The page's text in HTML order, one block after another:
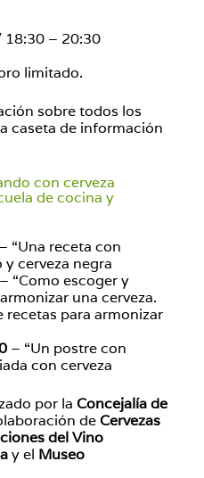
18:30 – 20:30
limitado.
sobre todos los
caseta de información
con cerveza
de cocina y
– “Una receta con
y cerveza negra
– “Como escoger y
una cerveza.
para armonizar
– “Un postre con
con cerveza
por la Concejalía de
de Cervezas
del Vino
y el Museo